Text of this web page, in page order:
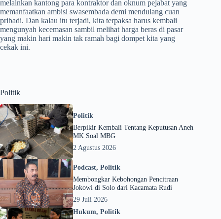
melainkan kantong para kontraktor dan oknum pejabat yang
memanfaatkan ambisi swasembada demi mendulang cuan
pribadi. Dan kalau itu terjadi, kita terpaksa harus kembali
mengunyah kecemasan sambil melihat harga beras di pasar
yang makin hari makin tak ramah bagi dompet kita yang
cekak ini.
Politik
Politik
Berpikir Kembali Tentang Keputusan Aneh
MK Soal MBG
2 Agustus 2026
Podcast, Politik
Membongkar Kebohongan Pencitraan
Jokowi di Solo dari Kacamata Rudi
29 Juli 2026
Hukum, Politik